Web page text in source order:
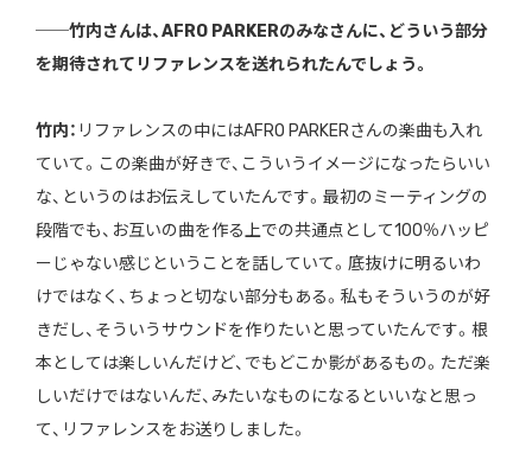
──竹内さんは、AFRO PARKERのみなさんに、どういう部分
を期待されてリファレンスを送れられたんでしょう。
竹内： リファレンスの中にはAFRO PARKERさんの楽曲も入れ
ていて。この楽曲が好きで、こういうイメージになったらいい
な、というのはお伝えしていたんです。最初のミーティングの
段階でも、お互いの曲を作る上での共通点として100％ハッピ
ーじゃない感じということを話していて。底抜けに明るいわ
けではなく、ちょっと切ない部分もある。私もそういうのが好
きだし、そういうサウンドを作りたいと思っていたんです。根
本としては楽しいんだけど、でもどこか影があるもの。ただ楽
しいだけではないんだ、みたいなものになるといいなと思っ
て、リファレンスをお送りしました。